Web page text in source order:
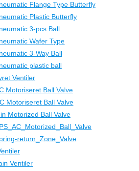
Flange Type Butterfly
Plastic Butterfly
3-pcs Ball
Wafer Type
3-Way Ball
plastic ball
Ventiler
Motoriseret Ball Valve
Motoriseret Ball Valve
Motorized Ball Valve
return_Zone_Valve
Ventiler